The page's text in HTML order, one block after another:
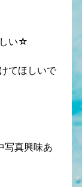
い☆
てほしいで
写真興味あ